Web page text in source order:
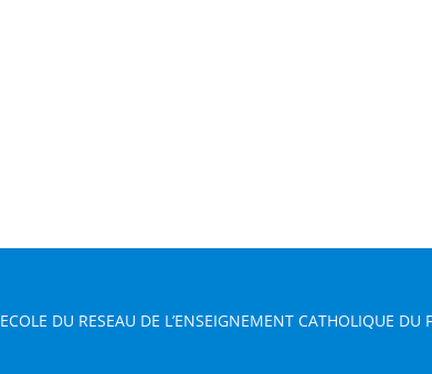
ECOLE DU RESEAU DE L’ENSEIGNEMENT CATHOLIQUE DU